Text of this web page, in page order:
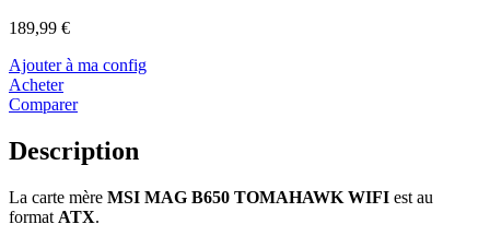
189,99 €
Ajouter à ma config
Acheter
Comparer
Description
La carte mère MSI MAG B650 TOMAHAWK WIFI est au
format ATX.